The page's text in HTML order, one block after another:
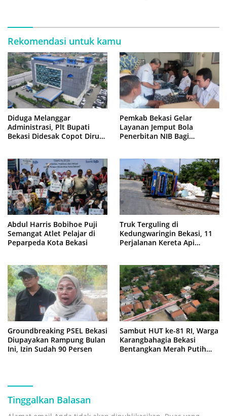
Rekomendasi untuk kamu
Diduga Melanggar
Administrasi, Plt Bupati
Bekasi Didesak Copot Dirum
Pemkab Bekasi Gelar
Layanan Jemput Bola
Penerbitan NIB Bagi
Abdul Harris Bobihoe Puji
Semangat Atlet Pelajar di
Peparpeda Kota Bekasi
Truk Terguling di
Kedungwaringin Bekasi, 11
Perjalanan Kereta Api
Groundbreaking PSEL Bekasi
Diupayakan Rampung Bulan
Ini, Izin Sudah 90 Persen
Sambut HUT ke-81 RI, Warga
Karangbahagia Bekasi
Bentangkan Merah Putih
Tinggalkan Balasan